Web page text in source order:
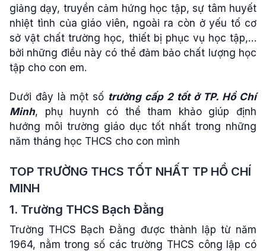
giảng dạy, truyền cảm hứng học tập, sự tâm huyết
nhiệt tình của giáo viên, ngoài ra còn ở yếu tố cơ
sở vật chất trường học, thiết bị phục vụ học tập,…
bởi những điều này có thể đảm bảo chất lượng học
tập cho con em.
Dưới đây là một số trường cấp 2 tốt ở TP. Hồ Chí
Minh, phụ huynh có thể tham khảo giúp định
hướng môi trường giáo dục tốt nhất trong những
năm tháng học THCS cho con mình
TOP TRƯỜNG THCS TỐT NHẤT TP HỒ CHÍ
MINH
1. Trường THCS Bạch Đằng
Trường THCS Bạch Đằng được thành lập từ năm
1964, nằm trong số các trường THCS công lập có